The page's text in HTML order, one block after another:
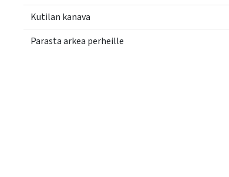
Kutilan kanava
Parasta arkea perheille